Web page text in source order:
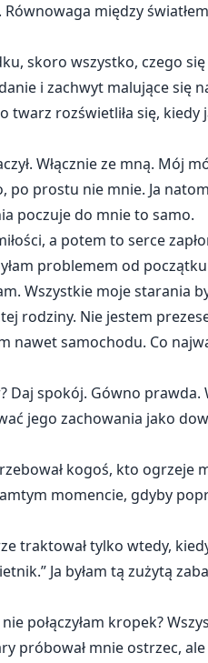
między
skoro wszystko, czego
i zachwyt malujące się
rozświetliła się, kiedy
Włącznie ze mną. Mój
po prostu nie mnie. Ja
poczuje do mnie to samo.
a potem to serce
problemem od
Wszystkie moje starania
rodziny. Nie jestem
nawet samochodu. Co
spokój. Gówno prawda.
jego zachowania jako
kogoś, kto ogrzeje
momencie, gdyby
traktował tylko wtedy,
Ja byłam tą zużytą
połączyłam kropek?
próbował mnie ostrzec,